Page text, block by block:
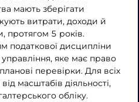
мають зберігати
витрати, доходи й
протягом 5 років.
податкової дисципліни
яке має право
перевірки. Для всіх
масштабів діяльності,
обліку.